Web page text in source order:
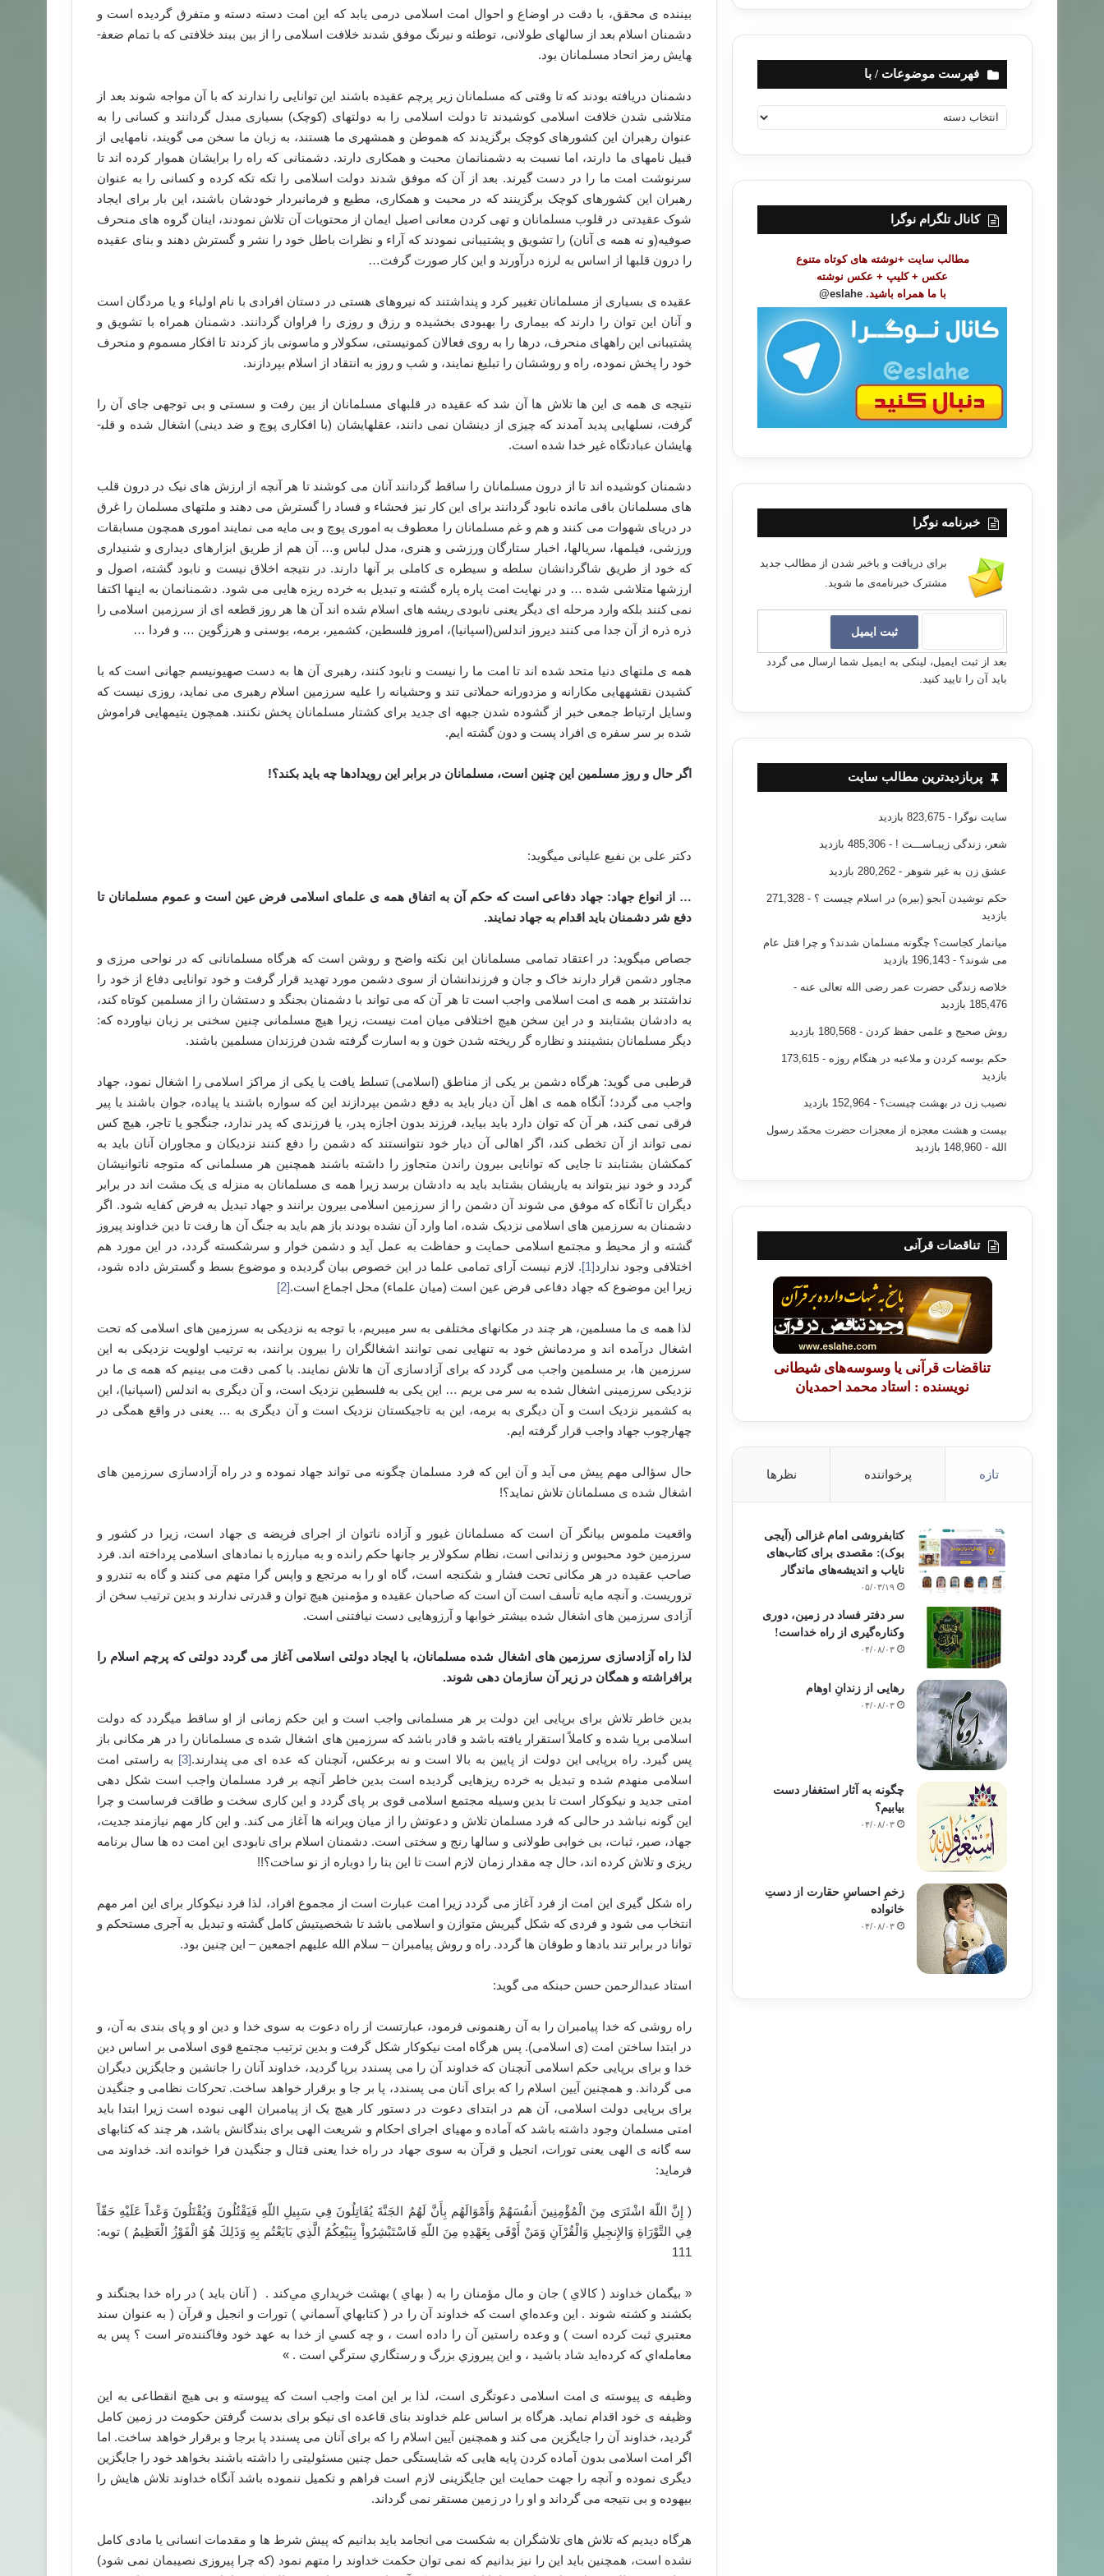
بیننده ی محقق، با دقت در اوضاع و احوال امت اسلامی درمی یابد که این امت دسته دسته و متفرق گردیده است و
دشمنان اسلام بعد از سال­های طولانی، توطئه و نیرنگ موفق شدند خلافت اسلامی را از بین ببند خلافتی که با تمام ضعف­
هایش رمز اتحاد مسلمانان بود.
دشمنان دریافته بودند که تا وقتی که مسلمانان زیر پرچم عقیده باشند این توانایی را ندارند که با آن مواجه شوند بعد از
متلاشی شدن خلافت اسلامی کوشیدند تا دولت اسلامی را به دولت­های (کوچک) بسیاری مبدل گردانند و کسانی را به
عنوان رهبران این کشورهای کوچک برگزیدند که هموطن و همشهری ما هستند، به زبان ما سخن می گویند، نام­هایی از
قبیل نام­های ما دارند، اما نسبت به دشمنانمان محبت و همکاری دارند. دشمنانی که راه را برایشان هموار کرده اند تا
سرنوشت امت ما را در دست گیرند. بعد از آن که موفق شدند دولت اسلامی را تکه تکه کرده و کسانی را به عنوان
رهبران این کشورهای کوچک برگزینند که در محبت و همکاری، مطیع و فرمانبردار خودشان باشند، این بار برای ایجاد
شوک عقیدتی در قلوب مسلمانان و تهی کردن معانی اصیل ایمان از محتویات آن تلاش نمودند، اینان گروه های منحرف
صوفیه(و نه همه ی آنان) را تشویق و پشتیبانی نمودند که آراء و نظرات باطل خود را نشر و گسترش دهند و بنای عقیده
را درون قلب­ها از اساس به لرزه درآورند و این کار صورت گرفت…
عقیده ی بسیاری از مسلمانان تغییر کرد و پنداشتند که نیروهای هستی در دستان افرادی با نام اولیاء و یا مردگان است
و آنان این توان را دارند که بیماری را بهبودی بخشیده و رزق و روزی را فراوان گردانند. دشمنان همراه با تشویق و
پشتیبانی این راه­های منحرف، درها را به روی فعالان کمونیستی، سکولار و ماسونی باز کردند تا افکار مسموم و منحرف
خود را پخش نموده، راه و روششان را تبلیغ نمایند، و شب و روز به انتقاد از اسلام بپردازند.
نتیجه ی همه ی این ها تلاش ها آن شد که عقیده در قلب­های مسلمانان از بین رفت و سستی و بی توجهی جای آن را
گرفت، نسل­هایی پدید آمدند که چیزی از دینشان نمی دانند، عقل­هایشان (با افکاری پوچ و ضد دینی) اشغال شده و قلب­
هایشان عبادتگاه غیر خدا شده است.
دشمنان کوشیده اند تا از درون مسلمانان را ساقط گردانند آنان می کوشند تا هر آنچه از ارزش های نیک در درون قلب
های مسلمانان باقی مانده نابود گردانند برای این کار نیز فحشاء و فساد را گسترش می دهند و ملت­های مسلمان را غرق
در دریای شهوات می کنند و هم و غم مسلمانان را معطوف به اموری پوچ و بی مایه می نمایند اموری همچون مسابقات
ورزشی، فیلم­ها، سریال­ها، اخبار ستارگان ورزشی و هنری، مدل لباس و… آن هم از طریق ابزارهای دیداری و شنیداری
که خود از طریق شاگردانشان سلطه و سیطره ی کاملی بر آن­ها دارند. در نتیجه اخلاق نیست و نابود گشته، اصول و
ارزش­ها متلاشی شده … و در نهایت امت پاره پاره گشته و تبدیل به خرده ریزه هایی می شود. دشمنانمان به این­ها اکتفا
نمی کنند بلکه وارد مرحله ای دیگر یعنی نابودی ریشه های اسلام شده اند آن ها هر روز قطعه ای از سرزمین اسلامی را
ذره ذره از آن جدا می کنند دیروز اندلس(اسپانیا)، امروز فلسطین، کشمیر، برمه، بوسنی و هرزگوین … و فردا …
همه ی ملت­های دنیا متحد شده اند تا امت ما را نیست و نابود کنند، رهبری آن ها به دست صهیونیسم جهانی است که با
کشیدن نقشه­هایی مکارانه و مزدورانه حملاتی تند و وحشیانه را علیه سرزمین اسلام رهبری می نماید، روزی نیست که
وسایل ارتباط جمعی خبر از گشوده شدن جبهه ای جدید برای کشتار مسلمانان پخش نکنند. همچون یتیم­هایی فراموش
شده بر سر سفره ی افراد پست و دون گشته ایم.
اگر حال و روز مسلمین این چنین است، مسلمانان در برابر این رویدادها چه باید بکند؟!
دکتر علی بن نفیع علیانی می­گوید:
… از انواع جهاد: جهاد دفاعی است که حکم آن به اتفاق همه ی علمای اسلامی فرض عین است و عموم مسلمانان تا
دفع شر دشمنان باید اقدام به جهاد نمایند.
جصاص می­گوید: در اعتقاد تمامی مسلمانان این نکته واضح و روشن است که هرگاه مسلمانانی که در نواحی مرزی و
مجاور دشمن قرار دارند خاک و جان و فرزندانشان از سوی دشمن مورد تهدید قرار گرفت و خود توانایی دفاع از خود را
نداشتند بر همه ی امت اسلامی واجب است تا هر آن که می تواند با دشمنان بجنگد و دستشان را از مسلمین کوتاه کند،
به دادشان بشتابند و در این سخن هیچ اختلافی میان امت نیست، زیرا هیچ مسلمانی چنین سخنی بر زبان نیاورده که:
دیگر مسلمانان بنشینند و نظاره گر ریخته شدن خون و به اسارت گرفته شدن فرزندان مسلمین باشند.
قرطبی می گوید: هرگاه دشمن بر یکی از مناطق (اسلامی) تسلط یافت یا یکی از مراکز اسلامی را اشغال نمود، جهاد
واجب می گردد؛ آنگاه همه ی اهل آن دیار باید به دفع دشمن بپردازند این که سواره باشند یا پیاده، جوان باشند یا پیر
فرقی نمی کند، هر آن که توان دارد باید بیاید، فرزند بدون اجازه پدر، یا فرزندی که پدر ندارد، جنگجو یا تاجر، هیچ کس
نمی تواند از آن تخطی کند، اگر اهالی آن دیار خود نتوانستند که دشمن را دفع کنند نزدیکان و مجاوران آنان باید به
کمکشان بشتابند تا جایی که توانایی بیرون راندن متجاوز را داشته باشند همچنین هر مسلمانی که متوجه ناتوانیشان
گردد و خود نیز بتواند به یاریشان بشتابد باید به دادشان برسد زیرا همه ی مسلمانان به منزله ی یک مشت اند در برابر
دیگران تا آنگاه که موفق می شوند آن دشمن را از سرزمین اسلامی بیرون برانند و جهاد تبدیل به فرض کفایه شود. اگر
دشمنان به سرزمین های اسلامی نزدیک شده، اما وارد آن نشده بودند باز هم باید به جنگ آن ها رفت تا دین خداوند پیروز
گشته و از محیط و مجتمع اسلامی حمایت و حفاظت به عمل آید و دشمن خوار و سرشکسته گردد، در این مورد هم
اختلافی وجود ندارد[1]
. لازم نیست آرای تمامی علما در این خصوص بیان گردیده و موضوع بسط و گسترش داده شود،
زیرا این موضوع که جهاد دفاعی فرض عین است (میان علماء) محل اجماع است.[2]
لذا همه ی ما مسلمین، هر چند در مکان­های مختلفی به سر می­بریم، با توجه به نزدیکی به سرزمین های اسلامی که تحت
اشغال درآمده اند و مردمانش خود به تنهایی نمی توانند اشغالگران را بیرون برانند، به ترتیب اولویت نزدیکی به این
سرزمین ها، بر مسلمین واجب می گردد که برای آزادسازی آن ها تلاش نمایند. با کمی دقت می بینیم که همه ی ما در
نزدیکی سرزمینی اشغال شده به سر می بریم … این یکی به فلسطین نزدیک است، و آن دیگری به اندلس (اسپانیا)، این
به کشمیر نزدیک است و آن دیگری به برمه، این به تاجیکستان نزدیک است و آن دیگری به … یعنی در واقع همگی در
چهارچوب جهاد واجب قرار گرفته ایم.
حال سؤالی مهم پیش می آید و آن این که فرد مسلمان چگونه می تواند جهاد نموده و در راه آزادسازی سرزمین های
اشغال شده ی مسلمانان تلاش نماید؟!
واقعیت ملموس بیانگر آن است که مسلمانان غیور و آزاده ناتوان از اجرای فریضه ی جهاد است، زیرا در کشور و
سرزمین خود محبوس و زندانی است، نظام سکولار بر جان­ها حکم رانده و به مبارزه با نمادهای اسلامی پرداخته اند. فرد
صاحب عقیده در هر مکانی تحت فشار و شکنجه است، گاه او را به مرتجع و واپس گرا متهم می کنند و گاه به تندرو و
تروریست. و آنچه مایه تأسف است آن است که صاحبان عقیده و مؤمنین هیچ توان و قدرتی ندارند و بدین ترتیب سخن از
آزادی سرزمین های اشغال شده بیشتر خواب­ها و آرزوهایی دست نیافتنی است.
لذا راه آزادسازی سرزمین های اشغال شده مسلمانان، با ایجاد دولتی اسلامی آغاز می گردد دولتی که پرچم اسلام را
برافراشته و همگان در زیر آن سازمان دهی شوند.
بدین خاطر تلاش برای برپایی این دولت بر هر مسلمانی واجب است و این حکم زمانی از او ساقط می­گردد که دولت
اسلامی برپا شده و کاملاً استقرار یافته باشد و قادر باشد که سرزمین های اشغال شده ی مسلمانان را در هر مکانی باز
پس گیرد. راه برپایی این دولت از پایین به بالا است و نه برعکس، آنچنان که عده ای می پندارند.[3]
به راستی امت
اسلامی منهدم شده و تبدیل به خرده ریزهایی گردیده است بدین خاطر آنچه بر فرد مسلمان واجب است شکل دهی
امتی جدید و نیکوکار است تا بدین وسیله مجتمع اسلامی قوی بر پای گردد و این کاری سخت و طاقت فرساست و چرا
این گونه نباشد در حالی که فرد مسلمان تلاش و دعوتش را از میان ویرانه ها آغاز می کند. و این کار مهم نیازمند جدیت،
جهاد، صبر، ثبات، بی خوابی طولانی و سال­ها رنج و سختی است. دشمنان اسلام برای نابودی این امت ده ها سال برنامه
ریزی و تلاش کرده اند، حال چه مقدار زمان لازم است تا این بنا را دوباره از نو ساخت؟!!
راه شکل گیری این امت از فرد آغاز می گردد زیرا امت عبارت است از مجموع افراد، لذا فرد نیکوکار برای این امر مهم
انتخاب می شود و فردی که شکل گیریش متوازن و اسلامی باشد تا شخصیتیش کامل گشته و تبدیل به آجری مستحکم و
توانا در برابر تند بادها و طوفان ها گردد. راه و روش پیامبران – سلام الله علیهم اجمعین – این چنین بود.
استاد عبدالرحمن حسن حبنکه می گوید:
راه روشی که خدا پیامبران را به آن رهنمونی فرمود، عبارتست از راه دعوت به سوی خدا و دین او و پای بندی به آن، و
در ابتدا ساختن امت (ی اسلامی). پس هرگاه امت نیکوکار شکل گرفت و بدین ترتیب مجتمع قوی اسلامی بر اساس دین
خدا و برای برپایی حکم اسلامی آنچنان که خداوند آن را می پسندد برپا گردید، خداوند آنان را جانشین و جایگزین دیگران
می گرداند. و همچنین آیین اسلام را که برای آنان می پسندد، پا بر جا و برقرار خواهد ساخت. تحرکات نظامی و جنگیدن
برای برپایی دولت اسلامی، آن هم در ابتدای دعوت در دستور کار هیچ یک از پیامبران الهی نبوده است زیرا ابتدا باید
امتی مسلمان وجود داشته باشد که آماده و مهیای اجرای احکام و شریعت الهی برای بندگانش باشد، هر چند که کتاب­های
سه گانه ی الهی یعنی تورات، انجیل و قرآن به سوی جهاد در راه خدا یعنی قتال و جنگیدن فرا خوانده اند. خداوند می
فرماید:
(‏ إِنَّ اللّهَ اشْتَرَى مِنَ الْمُؤْمِنِينَ أَنفُسَهُمْ وَأَمْوَالَهُم بِأَنَّ لَهُمُ الجَنَّةَ يُقَاتِلُونَ فِي سَبِيلِ اللّهِ فَيَقْتُلُونَ وَيُقْتَلُونَ وَعْداً عَلَيْهِ حَقّاً
فِي التَّوْرَاةِ وَالإِنجِيلِ وَالْقُرْآنِ وَمَنْ أَوْفَى بِعَهْدِهِ مِنَ اللّهِ فَاسْتَبْشِرُواْ بِبَيْعِكُمُ الَّذِي بَايَعْتُم بِهِ وَذَلِكَ هُوَ الْفَوْزُ الْعَظِيمُ ‏) توبه:
111
«‏ بيگمان خداوند ( كالاي ) جان و مال مؤمنان را به ( بهاي ) بهشت خريداري مي‌كند . ( آنان بايد ) در راه خدا بجنگند و
بكشند و كشته شوند . اين وعده‌اي است كه خداوند آن را در ( كتابهاي آسماني ) تورات و انجيل و قرآن ( به عنوان سند
معتبري ثبت كرده است ) و وعده راستين آن را داده است ، و چه كسي از خدا به عهد خود وفاكننده‌تر است‌ ؟ پس به
معامله‌اي كه كرده‌ايد شاد باشيد ، و اين پيروزي بزرگ و رستگاري سترگي است . ‏»
وظیفه ی پیوسته ی امت اسلامی دعوتگری است، لذا بر این امت واجب است که پیوسته و بی هیچ انقطاعی به این
وظیفه ی خود اقدام نماید. هرگاه بر اساس علم خداوند بنای قاعده ای نیکو برای بدست گرفتن حکومت در زمین کامل
گردید، خداوند آن را جایگزین می کند و همچنین آیین اسلام را که برای آنان می پسندد پا برجا و برقرار خواهد ساخت. اما
اگر امت اسلامی بدون آماده کردن پایه هایی که شایستگی حمل چنین مسئولیتی را داشته باشند بخواهد خود را جایگزین
دیگری نموده و آنچه را جهت حمایت این جایگزینی لازم است فراهم و تکمیل ننموده باشد آنگاه خداوند تلاش هایش را
بیهوده و بی نتیجه می گرداند و او را در زمین مستقر نمی گرداند.
هرگاه دیدیم که تلاش های تلاشگران به شکست می انجامد باید بدانیم که پیش شرط ها و مقدمات انسانی یا مادی کامل
نشده است، همچنین باید این را نیز بدانیم که نمی توان حکمت خداوند را متهم نمود (که چرا پیروزی نصیب­مان نمی شود)
فهرست موضوعات / با
ه
ت
ض
کانال تلگرام نوگرا
مطالب سایت +نوشته های کوتاه متنوع
عکس + کلیپ + عکس نوشته
با ما همراه باشید. eslahe@
خبرنامه نوگرا
برای دریافت و باخبر شدن از مطالب جدید
مشترک خبرنامه‌ی ما شوید.
بعد از ثبت ایمیل، لینکی به ایمیل شما ارسال می گردد
باید آن را تایید کنید.
پربازدیدترین مطالب سایت
سایت نوگرا - 823,675 بازدید
شعر، زندگی زیبـاســـت ! - 485,306 بازدید
عشق زن به غیر شوهر - 280,262 بازدید
حکم نوشیدن آبجو (بیره) در اسلام چیست ؟
- 271,328
بازدید
میانمار کجاست؟ چگونه مسلمان شدند؟ و چرا قتل عام
می شوند؟ - 196,143 بازدید
خلاصه زندگی حضرت عمر رضی الله تعالی عنه -
185,476 بازدید
روش صحیح و علمی حفظ کردن - 180,568 بازدید
حکم بوسه کردن و ملاعبه در هنگام روزه
- 173,615
بازدید
نصیب زن در بهشت چیست؟ - 152,964 بازدید
بیست و هشت معجزه از معجزات حضرت محمّد رسول
الله - 148,960 بازدید
تناقضات قرآنی
تناقضات قرآنی یا وسوسه‌های شیطانی
نویسنده : استاد محمد احمدیان
تازه پرخواننده نظرها
کتابفروشی امام غزالی (آیجی
بوک): مقصدی برای کتاب‌های
نایاب و اندیشه‌های ماندگار
۰۵/۰۳/۱۹
سر دفتر فساد در زمین‌، دوری
وکناره‌گیری از راه خداست‌!
۰۴/۰۸/۰۳
رهایی از زندانِ اوهام
۰۴/۰۸/۰۳
چگونه به آثار استغفار دست
بیابیم؟
۰۴/۰۸/۰۳
زخمِ احساسِ حقارت از دستِ
خانواده
۰۴/۰۸/۰۳